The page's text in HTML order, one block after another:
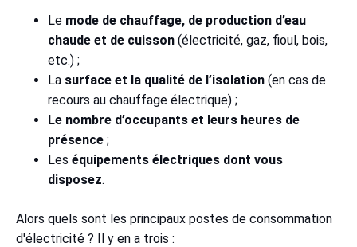
Le mode de chauffage, de production d’eau
chaude et de cuisson (électricité, gaz, fioul, bois,
etc.) ;
La surface et la qualité de l’isolation (en cas de
recours au chauffage électrique) ;
Le nombre d’occupants et leurs heures de
présence ;
Les équipements électriques dont vous
disposez.
Alors quels sont les principaux postes de consommation
d'électricité ? Il y en a trois :